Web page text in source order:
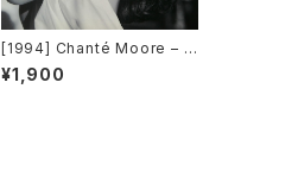
[1994] Chanté Moore – O
ld School Lovin' [MCA R
ecords]
¥1,900